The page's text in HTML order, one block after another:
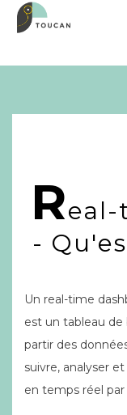
Real-
-
Un real-time
est un tableau
partir des
suivre, analyser
en temps réel par